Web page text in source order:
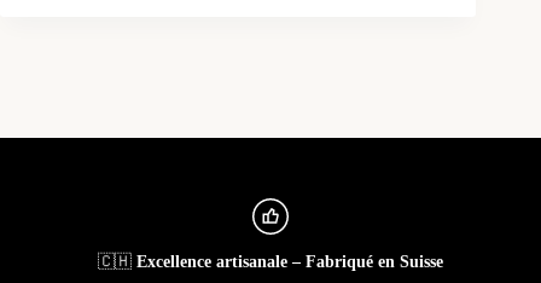
🇨🇭 Excellence artisanale – Fabriqué en Suisse